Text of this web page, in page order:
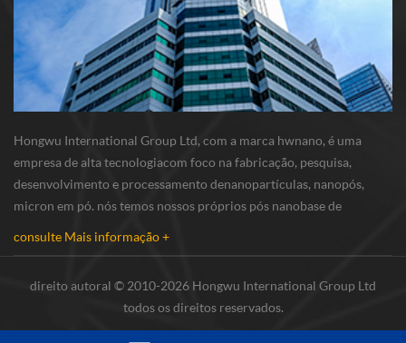
Hongwu International Group Ltd, com a marca hwnano, é uma
empresa de alta tecnologiacom foco na fabricação, pesquisa,
desenvolvimento e processamento denanopartículas, nanopós,
micron em pó. nós temos nossos próprios pós nanobase de
consulte Mais informação +
direito autoral © 2010-2026 Hongwu International Group Ltd
todos os direitos reservados.